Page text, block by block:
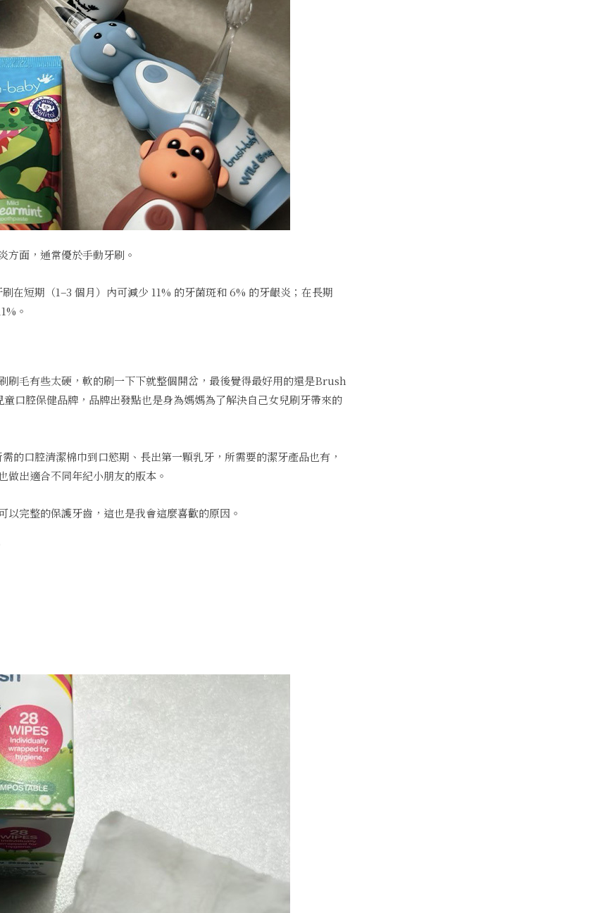
方面，通常優於手動牙刷。
短期（1–3 個月）內可減少 11% 的牙菌斑和 6% 的牙齦炎；在長期
。
毛有些太硬，軟的刷一下下就整個開岔，最後覺得最好用的還是Brush
口腔保健品牌，品牌出發點也是身為媽媽為了解決自己女兒刷牙帶來的
口腔清潔棉巾到口慾期、長出第一顆乳牙，所需要的潔牙產品也有，
做出適合不同年紀小朋友的版本。
完整的保護牙齒，這也是我會這麼喜歡的原因。